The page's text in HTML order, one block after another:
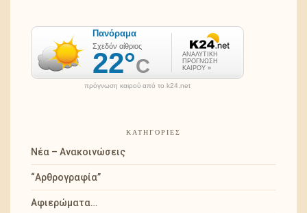
πρόγνωση καιρού από το k24.net
ΚΑΤΗΓΟΡΊΕΣ
Νέα – Ανακοινώσεις
“Αρθρογραφία”
Αφιερώματα…